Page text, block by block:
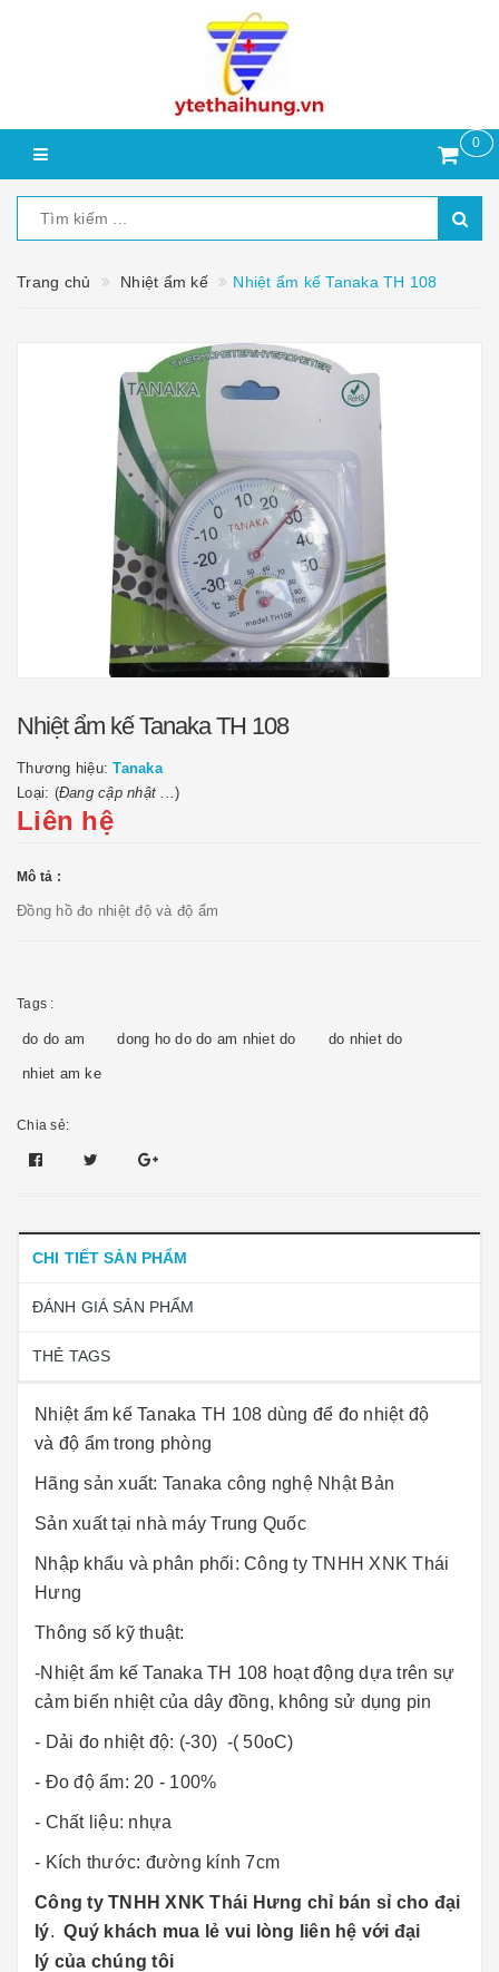
0
Trang chủ Nhiệt ẩm kế Nhiệt ẩm kế Tanaka TH 108
Nhiệt ẩm kế Tanaka TH 108
Thương hiệu:Tanaka
Loại: (Đang cập nhật ...)
Liên hệ
Mô tả :
Đồng hồ đo nhiệt độ và độ ẩm
Tags :
do do am dong ho do do am nhiet do do nhiet do
nhiet am ke
Chia sẻ:
CHI TIẾT SẢN PHẨM
ĐÁNH GIÁ SẢN PHẨM
THẺ TAGS
Nhiệt ẩm kế Tanaka TH 108 dùng để đo nhiệt độ
và độ ẩm trong phòng
Hãng sản xuất: Tanaka công nghệ Nhật Bản
Sản xuất tại nhà máy Trung Quốc
Nhập khẩu và phân phối: Công ty TNHH XNK Thái
Hưng
Thông số kỹ thuật:
-Nhiệt ẩm kế Tanaka TH 108 hoạt động dựa trên sự
cảm biến nhiệt của dây đồng, không sử dụng pin
- Dải đo nhiệt độ: (-30) -( 50oC)
- Đo độ ẩm: 20 - 100%
- Chất liệu: nhựa
- Kích thước: đường kính 7cm
Công ty TNHH XNK Thái Hưng chỉ bán sỉ cho đại
lý.Quý khách mua lẻ vui lòng liên hệ với đại
lý của chúng tôi